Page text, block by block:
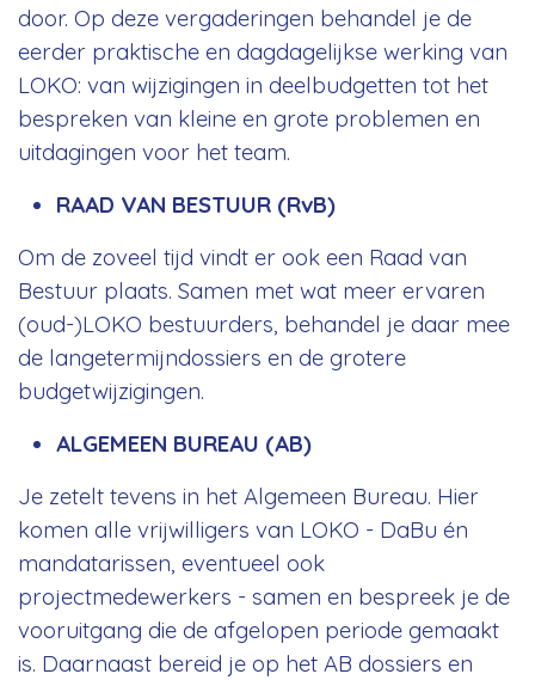
door. Op deze vergaderingen behandel je de
eerder praktische en dagdagelijkse werking van
LOKO: van wijzigingen in deelbudgetten tot het
bespreken van kleine en grote problemen en
uitdagingen voor het team.
RAAD VAN BESTUUR (RvB)
Om de zoveel tijd vindt er ook een Raad van
Bestuur plaats. Samen met wat meer ervaren
(oud-)LOKO bestuurders, behandel je daar mee
de langetermijndossiers en de grotere
budgetwijzigingen.
ALGEMEEN BUREAU (AB)
Je zetelt tevens in het Algemeen Bureau. Hier
komen alle vrijwilligers van LOKO - DaBu én
mandatarissen, eventueel ook
projectmedewerkers - samen en bespreek je de
vooruitgang die de afgelopen periode gemaakt
is. Daarnaast bereid je op het AB dossiers en